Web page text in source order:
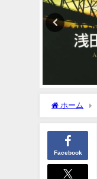
ホーム
Facebook